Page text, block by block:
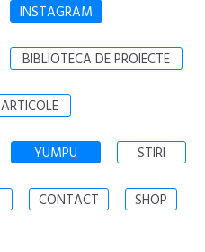
INSTAGRAM
BIBLIOTECA DE PROIECTE
ARTICOLE
YUMPU STIRI
CONTACT SHOP